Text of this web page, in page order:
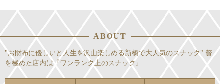
ABOUT
"お財布に優しいと人生を沢山楽しめる新橋で大人気のスナック" 贅
を極めた店内は『ワンランク上のスナック』